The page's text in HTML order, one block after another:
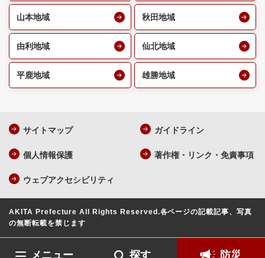
メニュー 探す 防災
山本地域 秋田地域
由利地域 仙北地域
平鹿地域 雄勝地域
サイトマップ ガイドライン
個人情報保護 著作権・リンク・免責事項
ウェブアクセシビリティ
AKITA Prefecture All Rights Reserved.各ページの記載記事、写真
の無断転載を禁じます